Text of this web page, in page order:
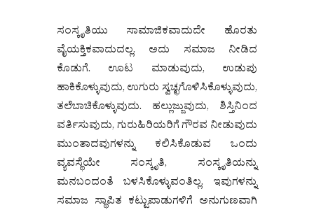
ಸಂಸ್ಕೃತಿಯು ಸಾಮಾಜಿಕವಾದುದೇ ಹೊರತು
ವೈಯಕ್ತಿಕವಾದುದಲ್ಲ. ಅದು ಸಮಾಜ ನೀಡಿದ
ಕೊಡುಗೆ. ಊಟ ಮಾಡುವುದು, ಉಡುಪು
ಹಾಕಿಕೊಳ್ಳುವುದು, ಉಗುರು ಸ್ವಚ್ಛಗೊಳಿಸಿಕೊಳ್ಳುವುದು,
ತಲೆಬಾಚಿಕೊಳ್ಳುವುದು. ಹಲ್ಲುಜ್ಜುವುದು, ಶಿಸ್ತಿನಿಂದ
ವರ್ತಿಸುವುದು, ಗುರುಹಿರಿಯರಿಗೆ ಗೌರವ ನೀಡುವುದು
ಮುಂತಾದವುಗಳನ್ನು ಕಲಿಸಿಕೊಡುವ ಒಂದು
ವ್ಯವಸ್ಥೆಯೇ ಸಂಸ್ಕೃತಿ, ಸಂಸ್ಕೃತಿಯನ್ನು
ಮನಬಂದಂತೆ ಬಳಸಿಕೊಳ್ಳುವಂತಿಲ್ಲ. ಇವುಗಳನ್ನು
ಸಮಾಜ ಸ್ಥಾಪಿತ ಕಟ್ಟುಪಾಡುಗಳಿಗೆ ಅನುಗುಣವಾಗಿ